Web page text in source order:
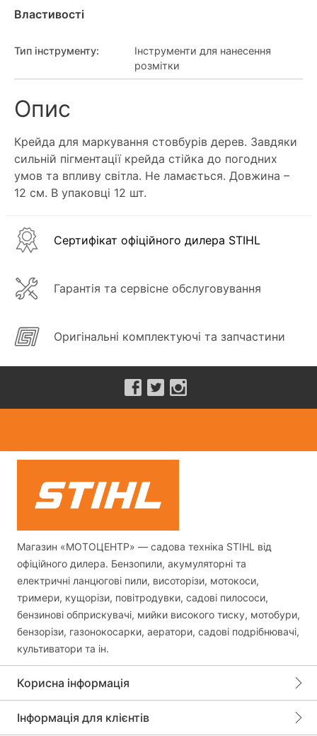
Властивості
Тип інструменту:
Інструменти для нанесення
розмітки
Опис
Крейда для маркування стовбурів дерев. Завдяки
сильній пігментації крейда стійка до погодних
умов та впливу світла. Не ламається. Довжина –
12 см. В упаковці 12 шт.
Сертифікат офіційного дилера STIHL
Гарантія та сервісне обслуговування
Оригінальні комплектуючі та запчастини
Магазин «МОТОЦЕНТР» — садова техніка STIHL від
офіційного дилера. Бензопили, акумуляторні та
електричні ланцюгові пили, висоторізи, мотокоси,
тримери, кущорізи, повітродувки, садові пилососи,
бензинові обприскувачі, мийки високого тиску, мотобури,
бензорізи, газонокосарки, аератори, садові подрібнювачі,
культиватори та ін.
Корисна інформація
Інформація для клієнтів